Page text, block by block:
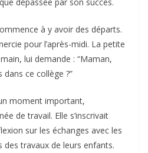
à y avoir des départs.
pour l’après-midi. La petite
lui demande : “Maman,
ce collège ?”
moment important,
de travail. Elle s’inscrivait
sur les échanges avec les
travaux de leurs enfants.